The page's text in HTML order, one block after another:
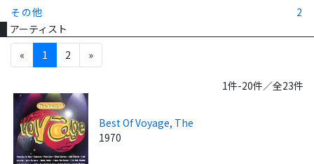
その他
2
アーティスト
«
1 2 »
1件-20件／全23件
Best Of Voyage, The
1970